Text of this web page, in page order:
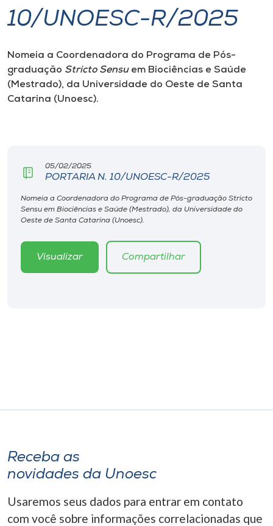
I.nova
Diplomados
Cultura
Biblioteca
Editora
Rádio
A+
10/UNOESC-R/2025
Nomeia a Coordenadora do Programa de Pós-
graduação Stricto Sensuem Biociências e Saúde
(Mestrado), da Universidade do Oeste de Santa
Catarina (Unoesc).
05/02/2025
PORTARIA N. 10/UNOESC-R/2025
Nomeia a Coordenadora do Programa de Pós-graduação Stricto
Sensu em Biociências e Saúde (Mestrado), da Universidade do
Oeste de Santa Catarina (Unoesc).
Visualizar Compartilhar
Receba as
novidades da Unoesc
Usaremos seus dados para entrar em contato
com você sobre informações correlacionadas que